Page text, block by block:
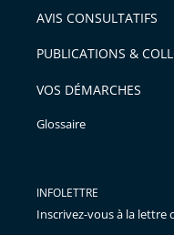
AVIS CONSULTATIFS
PUBLICATIONS &
VOS DÉMARCHES
Glossaire
INFOLETTRE
Inscrivez-vous à la lettre